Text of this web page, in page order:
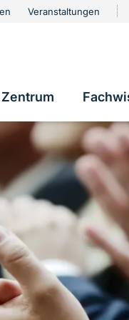
Veranstaltungen
Zentrum